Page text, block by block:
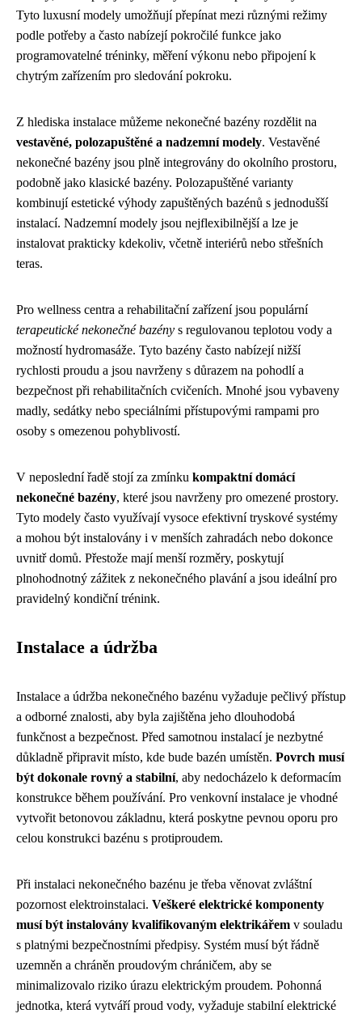
Tyto luxusní modely umožňují přepínat mezi různými režimy
podle potřeby a často nabízejí pokročilé funkce jako
programovatelné tréninky, měření výkonu nebo připojení k
chytrým zařízením pro sledování pokroku.
Z hlediska instalace můžeme nekonečné bazény rozdělit na
vestavěné, polozapuštěné a nadzemní modely. Vestavěné
nekonečné bazény jsou plně integrovány do okolního prostoru,
podobně jako klasické bazény. Polozapuštěné varianty
kombinují estetické výhody zapuštěných bazénů s jednodušší
instalací. Nadzemní modely jsou nejflexibilnější a lze je
instalovat prakticky kdekoliv, včetně interiérů nebo střešních
teras.
Pro wellness centra a rehabilitační zařízení jsou populární
terapeutické nekonečné bazény s regulovanou teplotou vody a
možností hydromasáže. Tyto bazény často nabízejí nižší
rychlosti proudu a jsou navrženy s důrazem na pohodlí a
bezpečnost při rehabilitačních cvičeních. Mnohé jsou vybaveny
madly, sedátky nebo speciálními přístupovými rampami pro
osoby s omezenou pohyblivostí.
V neposlední řadě stojí za zmínku kompaktní domácí
nekonečné bazény, které jsou navrženy pro omezené prostory.
Tyto modely často využívají vysoce efektivní tryskové systémy
a mohou být instalovány i v menších zahradách nebo dokonce
uvnitř domů. Přestože mají menší rozměry, poskytují
plnohodnotný zážitek z nekonečného plavání a jsou ideální pro
pravidelný kondiční trénink.
Instalace a údržba
Instalace a údržba nekonečného bazénu vyžaduje pečlivý přístup
a odborné znalosti, aby byla zajištěna jeho dlouhodobá
funkčnost a bezpečnost. Před samotnou instalací je nezbytné
důkladně připravit místo, kde bude bazén umístěn. Povrch musí
být dokonale rovný a stabilní, aby nedocházelo k deformacím
konstrukce během používání. Pro venkovní instalace je vhodné
vytvořit betonovou základnu, která poskytne pevnou oporu pro
celou konstrukci bazénu s protiproudem.
Při instalaci nekonečného bazénu je třeba věnovat zvláštní
pozornost elektroinstalaci. Veškeré elektrické komponenty
musí být instalovány kvalifikovaným elektrikářem v souladu
s platnými bezpečnostními předpisy. Systém musí být řádně
uzemněn a chráněn proudovým chráničem, aby se
minimalizovalo riziko úrazu elektrickým proudem. Pohonná
jednotka, která vytváří proud vody, vyžaduje stabilní elektrické